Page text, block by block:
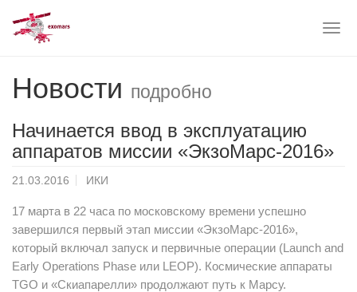
mainНовости подробно
Начинается ввод в эксплуатацию
аппаратов миссии «ЭкзоМарс-2016»
21.03.2016 ИКИ
17 марта в 22 часа по московскому времени успешно
завершился первый этап миссии «ЭкзоМарс-2016»,
который включал запуск и первичные операции (Launch and
Early Operations Phase или LEOP). Космические аппараты
TGO и «Скиапарелли» продолжают путь к Марсу.